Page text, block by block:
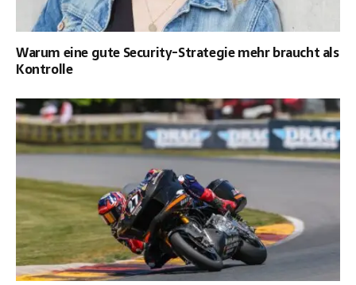
Warum eine gute Security-Strategie mehr braucht als
Kontrolle